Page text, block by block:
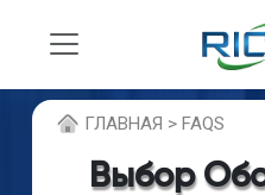
ГЛABHAЯ > FAQS
Выбор